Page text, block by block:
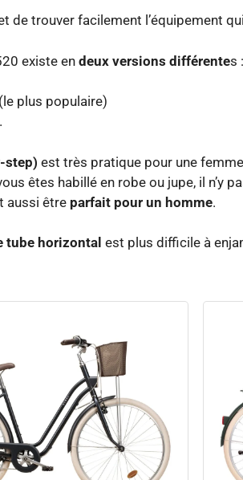
de trouver facilement l’équipement
existe en deux versions différentes :
plus populaire)
step) est très pratique pour une
êtes habillé en robe ou jupe, il n’y
aussi être parfait pour un homme.
tube horizontal est plus difficile à